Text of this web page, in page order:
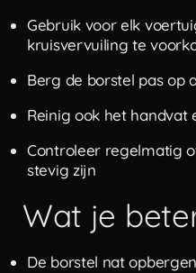
Gebruik voor elk
kruisvervuiling te
Berg de borstel pas op
Reinig ook het handvat
Controleer regelmatig
stevig zijn
Wat je
De borstel nat